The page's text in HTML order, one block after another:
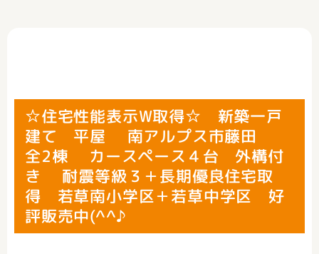
☆住宅性能表示W取得☆ 新築一戸
建て 平屋 南アルプス市藤田
全2棟 カースペース４台 外構付
き 耐震等級３＋長期優良住宅取
得 若草南小学区＋若草中学区 好
評販売中(^^♪